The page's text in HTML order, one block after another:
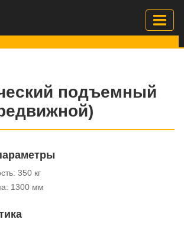
подъемный
350 кг
1300 мм